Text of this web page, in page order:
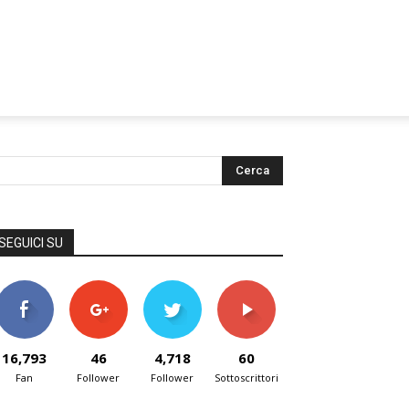
SU
16,793
Fan
46
Follower
4,718
Follower
60
Sottoscrittori